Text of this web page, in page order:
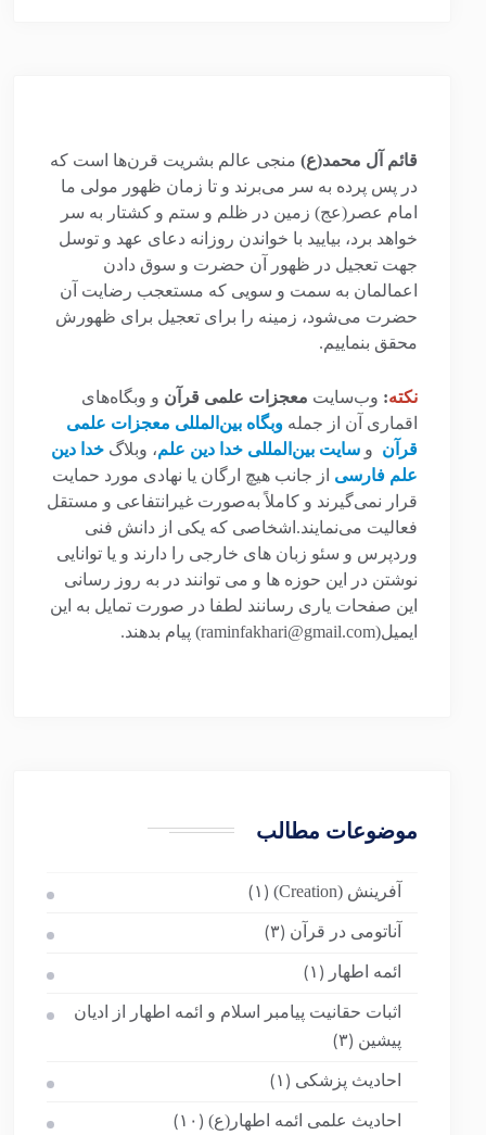
قائم آل محمد(ع) منجی عالم بشریت قرن‌ها است که
در پس پرده به سر می‌برند و تا زمان ظهور مولی ما
امام عصر(عج) زمین در ظلم و ستم و کشتار به سر
خواهد برد، بیایید با خواندن روزانه دعای عهد و توسل
جهت تعجیل در ظهور آن حضرت و سوق دادن
اعمالمان به سمت و سویی که مستعجب رضایت آن
حضرت می‌شود، زمینه را برای تعجیل برای ظهورش
محقق بنماییم.
نکته: وب‌سایت معجزات علمی قرآن و وبگاه‌های
اقماری آن از جمله وبگاه بین‌المللی معجزات علمی
قرآن و سایت بین‌المللی خدا دین علم، وبلاگ خدا دین
علم فارسی از جانب هیچ ارگان یا نهادی مورد حمایت
قرار نمی‌گیرند و کاملاً به‌صورت غیرانتفاعی و مستقل
فعالیت می‌نمایند.اشخاصی که یکی از دانش فنی
وردپرس و سئو زبان های خارجی را دارند و یا توانایی
نوشتن در این حوزه ها و می توانند در به روز رسانی
این صفحات یاری رسانند لطفا در صورت تمایل به این
ایمیل(raminfakhari@gmail.com) پیام بدهند.
موضوعات مطالب
آفرینش (Creation) (۱)
آناتومی در قرآن (۳)
ائمه اطهار (۱)
اثبات حقانیت پیامبر اسلام و ائمه اطهار از ادیان
پیشین (۳)
احادیث پزشکی (۱)
احادیث علمی ائمه اطهار(ع) (۱۰)